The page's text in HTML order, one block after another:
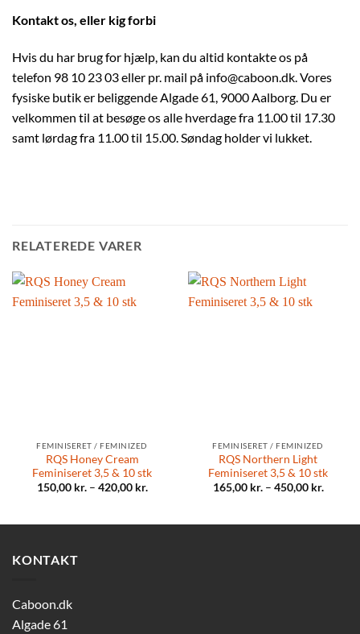
Kontakt os, eller kig forbi
Hvis du har brug for hjælp, kan du altid kontakte os på
telefon 98 10 23 03 eller pr. mail på info@caboon.dk. Vores
fysiske butik er beliggende Algade 61, 9000 Aalborg. Du er
velkommen til at besøge os alle hverdage fra 11.00 til 17.30
samt lørdag fra 11.00 til 15.00. Søndag holder vi lukket.
RELATEREDE VARER
FEMINISERET / FEMINIZED
RQS Honey Cream
Feminiseret 3,5 & 10 stk
150,00 kr.– 420,00 kr.
FEMINISERET / FEMINIZED
RQS Northern Light
Feminiseret 3,5 & 10 stk
165,00 kr.– 450,00 kr.
KONTAKT
Caboon.dk
Algade 61